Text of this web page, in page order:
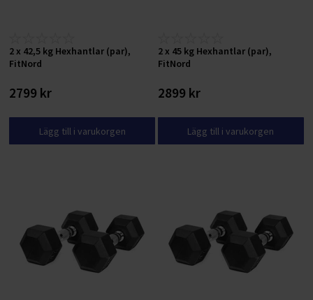
2 x 42,5 kg Hexhantlar (par),
FitNord
2799 kr
Lägg till i varukorgen
2 x 45 kg Hexhantlar (par),
FitNord
2899 kr
Lägg till i varukorgen